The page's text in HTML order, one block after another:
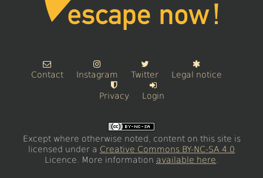
Contact Instagram Twitter Legal notice
Privacy Login
Except where otherwise noted, content on this site is
licensed under a Creative Commons BY-NC-SA 4.0
Licence. More information available here